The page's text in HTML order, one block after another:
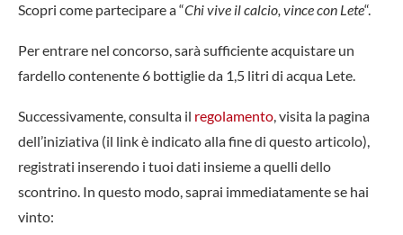
Scopri come partecipare a “Chi vive il calcio, vince con Lete“.
Per entrare nel concorso, sarà sufficiente acquistare un
fardello contenente 6 bottiglie da 1,5 litri di acqua Lete.
Successivamente, consulta il regolamento, visita la pagina
dell’iniziativa (il link è indicato alla fine di questo articolo),
registrati inserendo i tuoi dati insieme a quelli dello
scontrino. In questo modo, saprai immediatamente se hai
vinto: